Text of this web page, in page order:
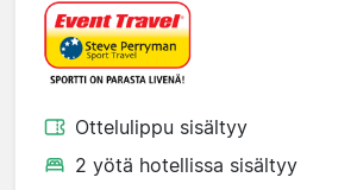
Ottelulippu sisältyy
2 yötä hotellissa sisältyy